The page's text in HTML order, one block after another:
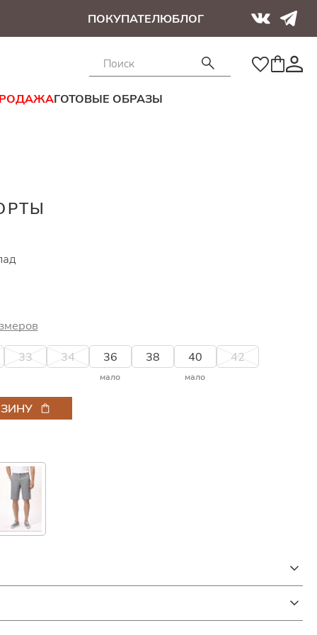
ПОКУПАТЕЛЮБЛОГ
ГОТОВЫЕ ОБРАЗЫ
33 34 36
мало
38 40
мало
42